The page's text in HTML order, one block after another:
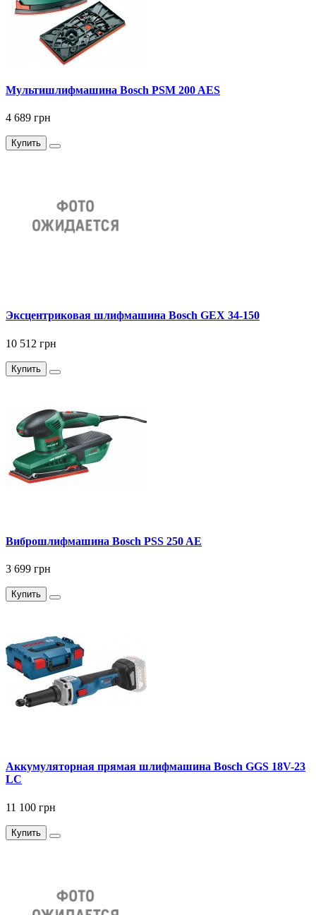
Мультишлифмашина Bosch PSM 200 AES
4 689 грн
Купить
Эксцентриковая шлифмашина Bosch GEX 34-150
10 512 грн
Купить
Виброшлифмашина Bosch PSS 250 AE
3 699 грн
Купить
Аккумуляторная прямая шлифмашина Bosch GGS 18V-23
LC
11 100 грн
Купить